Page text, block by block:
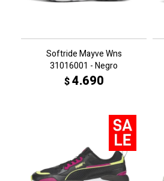
Softride Mayve Wns
31016001 - Negro
$4.690